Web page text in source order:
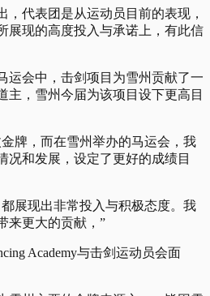
，代表团是从运动员目前的表现，
展现的高度投入与承诺上，有此信
运会中，击剑项目为雪州贡献了一
主，雪州今届为该项目设下更高目
牌，而在雪州举办的马运会，我
况和发展，设定了更好的成绩目
展现出非常投入与积极态度。我
来更大的贡献，”
Academy与击剑运动员会面